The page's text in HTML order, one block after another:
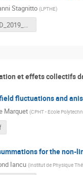
Stagnitto (LPTHE)
GDR_QCD_2019_stagnitto.pdf
et effets collectifs
fluctuations and
Marquet (CPHT - Ecole
for the non-
Iancu (Institut de Physique